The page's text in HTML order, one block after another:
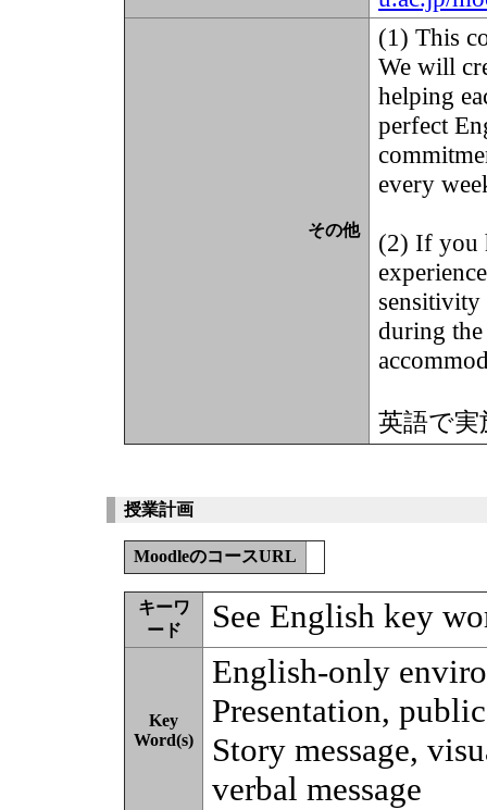
その他
(1) This
We will
helping
perfect
every
(2) If you
sensitivity
during
英語で実
授業計画
MoodleのコースURL
キーワ
ード
See English key
Key
Word(s)
English-only
Presentation,
Story message,
verbal message